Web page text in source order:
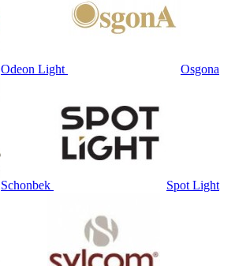
Odeon Light Osgona
Schonbek Spot Light